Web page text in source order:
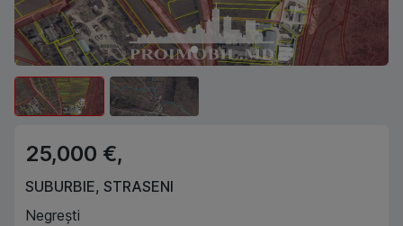
25,000 €,
SUBURBIE, STRASENI
Negrești